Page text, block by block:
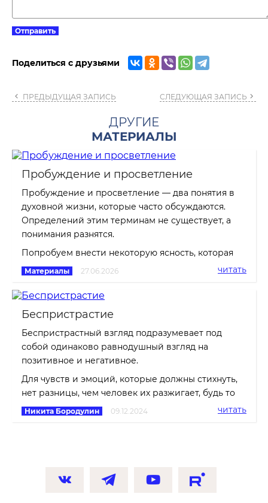
Поделиться с друзьями
ПРЕДЫДУЩАЯ ЗАПИСЬ СЛЕДУЮЩАЯ ЗАПИСЬ
ДРУГИЕ
МАТЕРИАЛЫ
Пробуждение и просветление
Пробуждение и просветление — два понятия в
духовной жизни, которые часто обсуждаются.
Определений этим терминам не существует, а
понимания разнятся.
Попробуем внести некоторую ясность, которая
Материалы 27.06.2026 читать
Беспристрастие
Беспристрастный взгляд подразумевает под
собой одинаково равнодушный взгляд на
позитивное и негативное.
Для чувств и эмоций, которые должны стихнуть,
нет разницы, чем человек их разжигает, будь то
Никита Бородулин 09.12.2024 читать
ВКОНТАКТЕ TELEGRAM YOUTUBE